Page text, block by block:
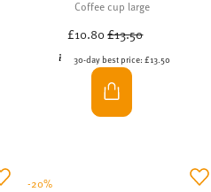
Coffee cup large
£10.80Price reduced from
£13.50
30-day best price: £13.50
-20%